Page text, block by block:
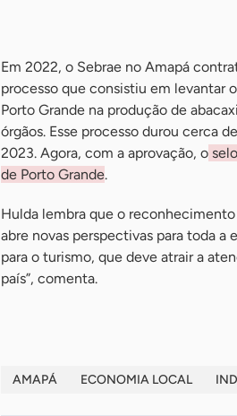
Em 2022, o Sebrae no Amapá
processo que consistiu em levantar
Porto Grande na produção de
órgãos. Esse processo durou cerca
2023. Agora, com a aprovação, o
de Porto Grande.
Hulda lembra que o
abre novas perspectivas para toda a
para o turismo, que deve atrair a
país”, comenta.
AMAPÁ ECONOMIA LOCAL